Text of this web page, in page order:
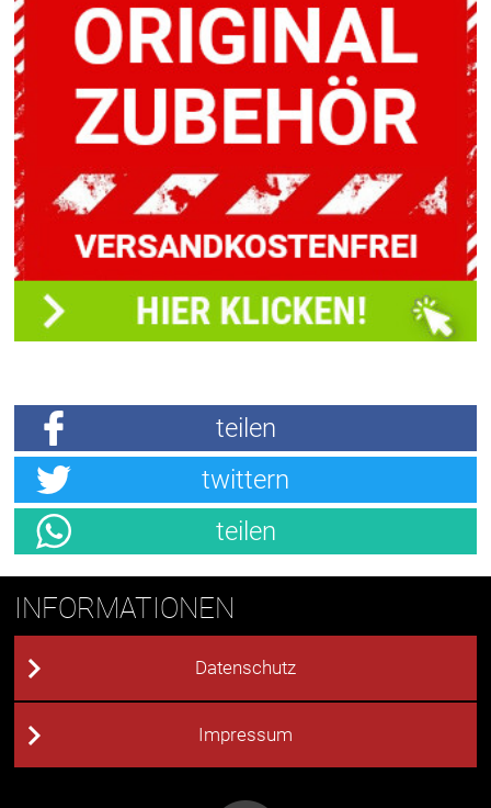
teilen
twittern
teilen
INFORMATIONEN
Datenschutz
Impressum